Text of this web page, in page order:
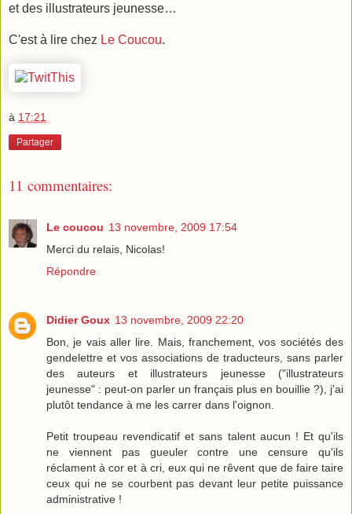
et des illustrateurs jeunesse…
C'est à lire chez Le Coucou.
à 17:21
Partager
11 commentaires:
Le coucou 13 novembre, 2009 17:54
Merci du relais, Nicolas!
Répondre
Didier Goux 13 novembre, 2009 22:20
Bon, je vais aller lire. Mais, franchement, vos sociétés des
gendelettre et vos associations de traducteurs, sans parler
des auteurs et illustrateurs jeunesse ("illustrateurs
jeunesse" : peut-on parler un français plus en bouillie ?), j'ai
plutôt tendance à me les carrer dans l'oignon.
Petit troupeau revendicatif et sans talent aucun ! Et qu'ils
ne viennent pas gueuler contre une censure qu'ils
réclament à cor et à cri, eux qui ne rêvent que de faire taire
ceux qui ne se courbent pas devant leur petite puissance
administrative !